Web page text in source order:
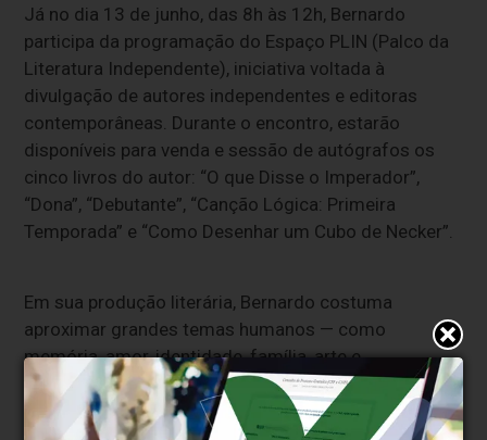
Já no dia 13 de junho, das 8h às 12h, Bernardo
participa da programação do Espaço PLIN (Palco da
Literatura Independente), iniciativa voltada à
divulgação de autores independentes e editoras
contemporâneas. Durante o encontro, estarão
disponíveis para venda e sessão de autógrafos os
cinco livros do autor: “O que Disse o Imperador”,
“Dona”, “Debutante”, “Canção Lógica: Primeira
Temporada” e “Como Desenhar um Cubo de Necker”.
Em sua produção literária, Bernardo costuma
aproximar grandes temas humanos — como
memória, amor, identidade, família, arte e
pertencimento — do cotidiano, da cultura e da forma
de falar característica de Sabará. Seus livros